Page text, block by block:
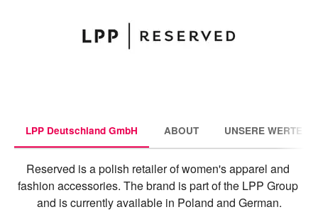
LPP Deutschland GmbH ABOUT UNSERE WERTE
Reserved is a polish retailer of women's apparel and
fashion accessories. The brand is part of the LPP Group
and is currently available in Poland and German.